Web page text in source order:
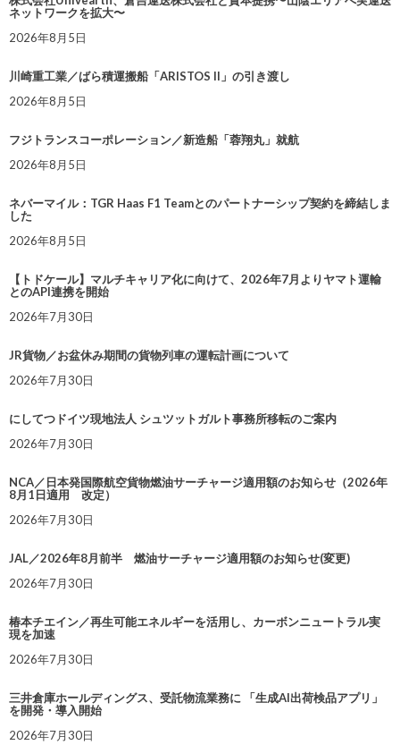
ネットワークを拡大〜
2026年8月5日
川崎重工業／ばら積運搬船「ARISTOS II」の引き渡し
2026年8月5日
フジトランスコーポレーション／新造船「蓉翔丸」就航
2026年8月5日
ネバーマイル：TGR Haas F1 Teamとのパートナーシップ契約を締結しま
した
2026年8月5日
【トドケール】マルチキャリア化に向けて、2026年7月よりヤマト運輸
とのAPI連携を開始
2026年7月30日
JR貨物／お盆休み期間の貨物列車の運転計画について
2026年7月30日
にしてつドイツ現地法人 シュツットガルト事務所移転のご案内
2026年7月30日
NCA／日本発国際航空貨物燃油サーチャージ適用額のお知らせ（2026年
8月1日適用 改定）
2026年7月30日
JAL／2026年8月前半 燃油サーチャージ適用額のお知らせ(変更)
2026年7月30日
椿本チエイン／再生可能エネルギーを活用し、カーボンニュートラル実
現を加速
2026年7月30日
三井倉庫ホールディングス、受託物流業務に 「生成AI出荷検品アプリ」
を開発・導入開始
2026年7月30日